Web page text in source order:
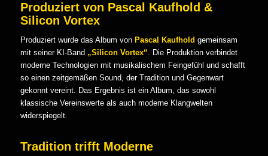
Produziert von Pascal Kaufhold &
Silicon Vortex
Produziert wurde das Album von Pascal Kaufhold gemeinsam
mit seiner KI-Band „Silicon Vortex“. Die Produktion verbindet
moderne Technologien mit musikalischem Feingefühl und schafft
so einen zeitgemäßen Sound, der Tradition und Gegenwart
gekonnt vereint. Das Ergebnis ist ein Album, das sowohl
klassische Vereinswerte als auch moderne Klangwelten
widerspiegelt.
Tradition trifft Moderne